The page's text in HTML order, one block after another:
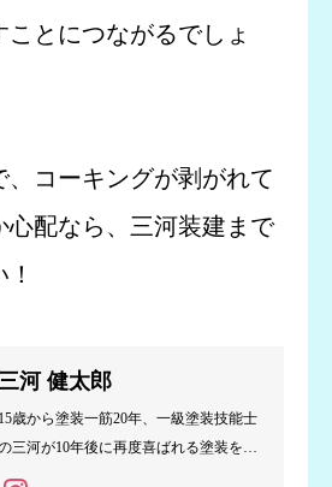
とにつながるでしょ
、コーキングが剥がれて
心配なら、三河装建まで
河 健太郎
15歳から塗装一筋20年、一級塗装技能士
三河が10年後に再度喜ばれる塗装を目
指し真心込めて施工しております。